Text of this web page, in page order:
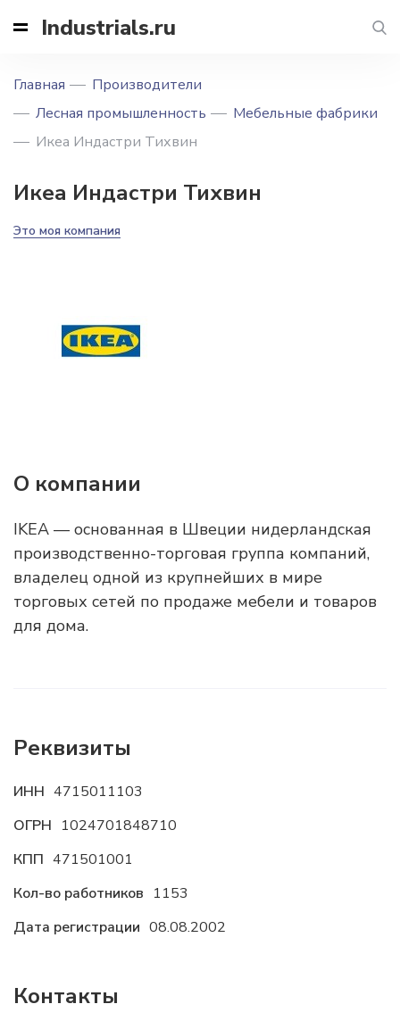
Industrials.ru
Главная
Производители
Лесная промышленность
Мебельные фабрики
Икеа Индастри Тихвин
Икеа Индастри Тихвин
Это моя компания
О компании
IKEA — основанная в Швеции нидерландская
производственно-торговая группа компаний,
владелец одной из крупнейших в мире
торговых сетей по продаже мебели и товаров
для дома.
Реквизиты
ИНН 4715011103
ОГРН 1024701848710
КПП 471501001
Кол-во работников 1153
Дата регистрации 08.08.2002
Контакты